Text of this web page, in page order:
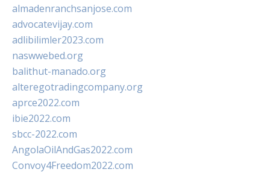
almadenranchsanjose.com
advocatevijay.com
adlibilimler2023.com
naswwebed.org
balithut-manado.org
alteregotradingcompany.org
aprce2022.com
ibie2022.com
sbcc-2022.com
AngolaOilAndGas2022.com
Convoy4Freedom2022.com